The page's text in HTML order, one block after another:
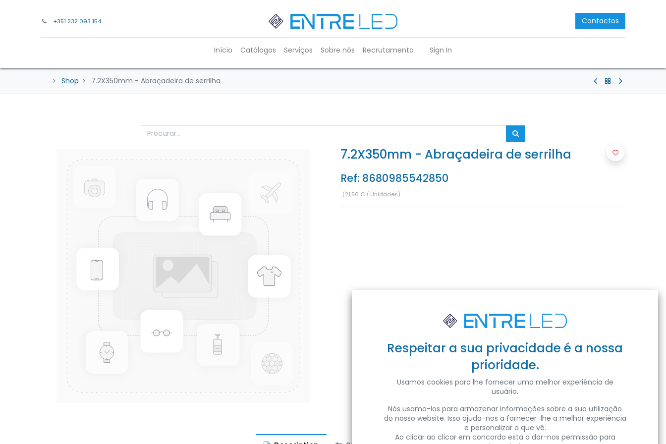
+351 232 093 154 Contactos
Início Catálogos Serviços Sobre nós Recrutamento Sign In
Shop 7.2X350mm - Abraçadeira de serrilha
7.2X350mm - Abraçadeira de serrilha
Ref: 8680985542850
(21,50 € / Unidades)
Respeitar a sua privacidade é a nossa
prioridade.
Usamos cookies para lhe fornecer uma melhor experiência de
usuário.
Nós usamo-los para armazenar informações sobre a sua utilização
do nosso website. Isso ajuda-nos a fornecer-lhe a melhor experiência
e personalizar o que vê.
Ao clicar ao clicar em concordo esta a dar-nos permissão para